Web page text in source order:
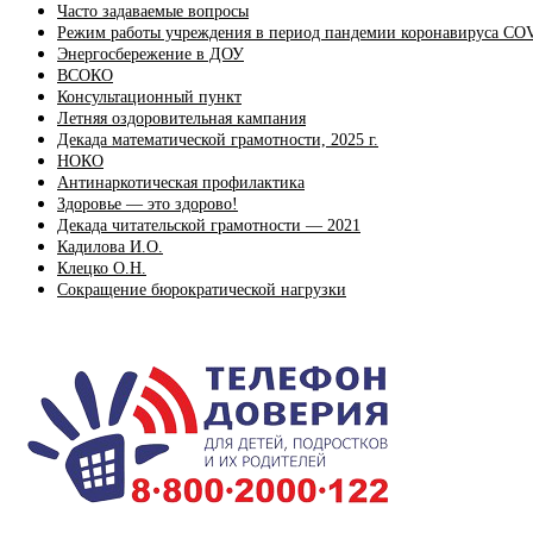
Часто задаваемые вопросы
Режим работы учреждения в период пандемии коронавируса
Энергосбережение в ДОУ
ВСОКО
Консультационный пункт
Летняя оздоровительная кампания
Декада математической грамотности, 2025 г.
НОКО
Антинаркотическая профилактика
Здоровье — это здорово!
Декада читательской грамотности — 2021
Кадилова И.О.
Клецко О.Н.
Сокращение бюрократической нагрузки